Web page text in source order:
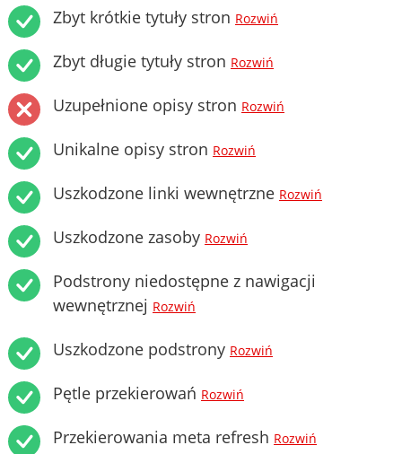
Zbyt krótkie tytuły stron Rozwiń
Zbyt długie tytuły stron Rozwiń
Uzupełnione opisy stron Rozwiń
Unikalne opisy stron Rozwiń
Uszkodzone linki wewnętrzne Rozwiń
Uszkodzone zasoby Rozwiń
Podstrony niedostępne z nawigacji
wewnętrznej Rozwiń
Uszkodzone podstrony Rozwiń
Pętle przekierowań Rozwiń
Przekierowania meta refresh Rozwiń